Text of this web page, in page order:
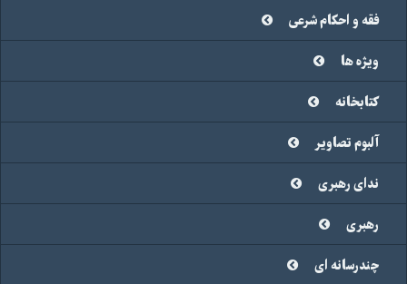
فقه و احکام شرعی
ویژه ها
کتابخانه
آلبوم تصاویر
ندای رهبری
رهبری
چندرسانه ای